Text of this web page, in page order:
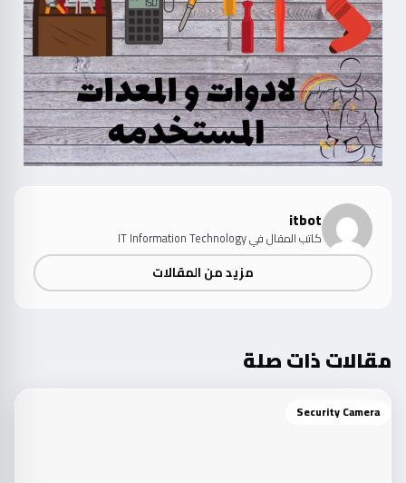
itbot
كاتب المقال في IT Information Technology
مزيد من المقالات
مقالات ذات صلة
Security Camera